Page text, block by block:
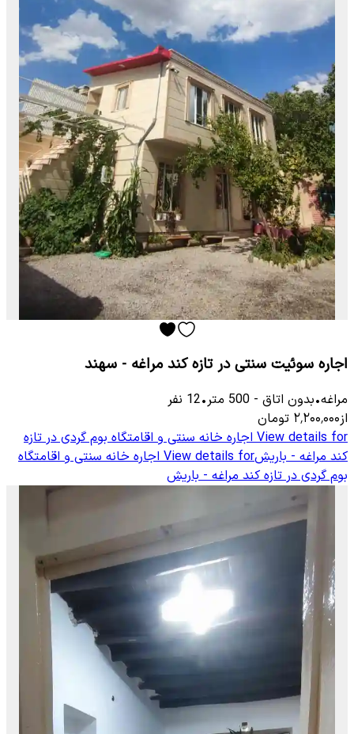
اجاره سوئیت سنتی در تازه کند مراغه - سهند
مراغه•بدون اتاق -
500 متر•
12 نفر
از۲٬۲۰۰٬۰۰۰ تومان
View details for اجاره خانه سنتی و اقامتگاه بوم گردی در تازه
کند مراغه - باریشView details for اجاره خانه سنتی و اقامتگاه
بوم گردی در تازه کند مراغه - باریش